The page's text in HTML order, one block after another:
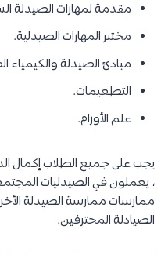
مقدمة لمهارات الصيدلة
مختبر المهارات الصيدلية.
مبادئ الصيدلة والكيمياء
التطعيمات.
علم الأورام.
يجب على جميع الطلاب إكمال
، يعملون في الصيدليات
ممارسات ممارسة الصيدلة
الصيادلة المحترفين.